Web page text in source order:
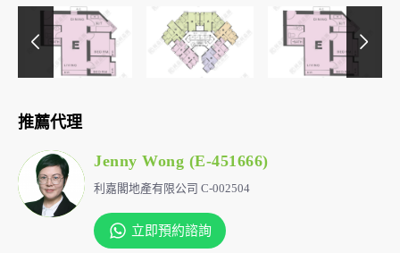
推薦代理
Jenny Wong (E-451666)
利嘉閣地產有限公司 C-002504
立即預約諮詢